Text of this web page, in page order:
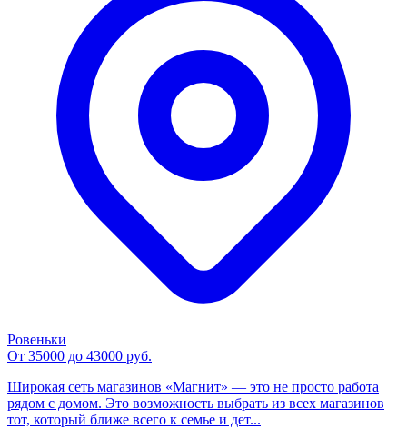
Ровеньки
От 35000 до 43000 руб.
Широкая сеть магазинов «Магнит» — это не просто работа
рядом с домом. Это возможность выбрать из всех магазинов
тот, который ближе всего к семье и дет...